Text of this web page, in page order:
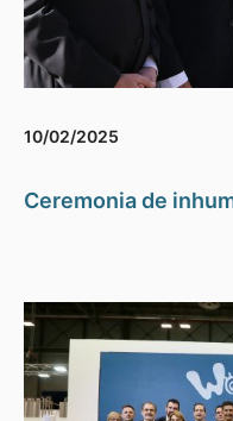
10/02/2025
Ceremonia de